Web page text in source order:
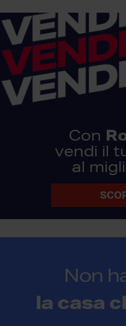
Con
vendi il
al
Non
la casa